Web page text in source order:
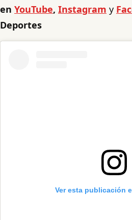
en YouTube, Instagram y
Deportes
Ver esta publicación